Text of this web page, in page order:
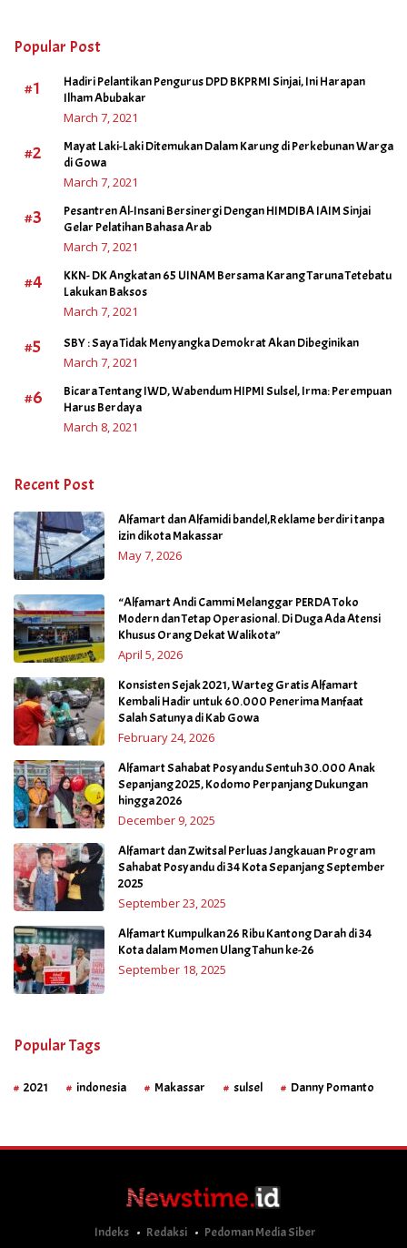
Popular Post
#1
Hadiri Pelantikan Pengurus DPD BKPRMI Sinjai, Ini Harapan
Ilham Abubakar
March 7, 2021
#2
Mayat Laki-Laki Ditemukan Dalam Karung di Perkebunan Warga
di Gowa
March 7, 2021
#3
Pesantren Al-Insani Bersinergi Dengan HIMDIBA IAIM Sinjai
Gelar Pelatihan Bahasa Arab
March 7, 2021
#4
KKN- DK Angkatan 65 UINAM Bersama Karang Taruna Tetebatu
Lakukan Baksos
March 7, 2021
#5 SBY : Saya Tidak Menyangka Demokrat Akan Dibeginikan
March 7, 2021
#6
Bicara Tentang IWD, Wabendum HIPMI Sulsel, Irma: Perempuan
Harus Berdaya
March 8, 2021
Recent Post
Alfamart dan Alfamidi bandel,Reklame berdiri tanpa
izin dikota Makassar
May 7, 2026
“Alfamart Andi Cammi Melanggar PERDA Toko
Modern dan Tetap Operasional. Di Duga Ada Atensi
Khusus Orang Dekat Walikota”
April 5, 2026
Konsisten Sejak 2021, Warteg Gratis Alfamart
Kembali Hadir untuk 60.000 Penerima Manfaat
Salah Satunya di Kab Gowa
February 24, 2026
Alfamart Sahabat Posyandu Sentuh 30.000 Anak
Sepanjang 2025, Kodomo Perpanjang Dukungan
hingga 2026
December 9, 2025
Alfamart dan Zwitsal Perluas Jangkauan Program
Sahabat Posyandu di 34 Kota Sepanjang September
2025
September 23, 2025
Alfamart Kumpulkan 26 Ribu Kantong Darah di 34
Kota dalam Momen Ulang Tahun ke-26
September 18, 2025
Popular Tags
2021 indonesia Makassar sulsel Danny Pomanto
Indeks Redaksi Pedoman Media Siber